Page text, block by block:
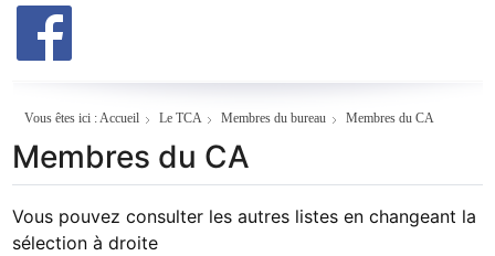
Vous êtes ici :Accueil Le TCA Membres du bureau Membres du CA
Membres du CA
Vous pouvez consulter les autres listes en changeant la
sélection à droite